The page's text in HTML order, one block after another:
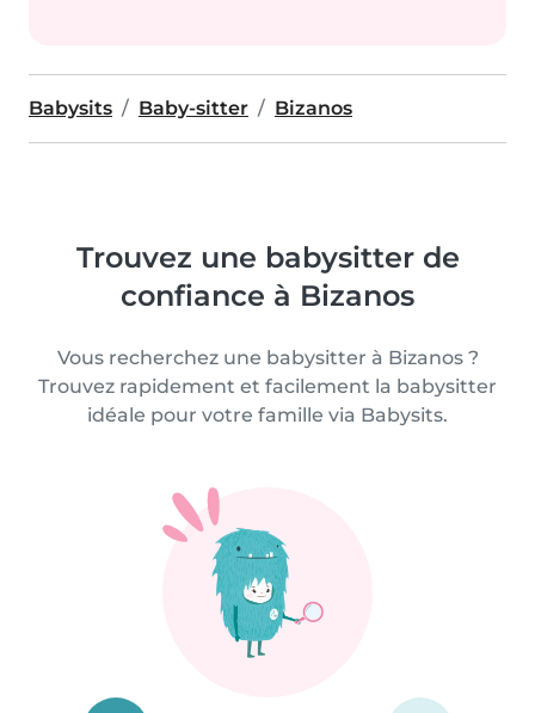
Babysits Baby-sitter Bizanos
Trouvez une babysitter de
confiance à Bizanos
Vous recherchez une babysitter à Bizanos ?
Trouvez rapidement et facilement la babysitter
idéale pour votre famille via Babysits.